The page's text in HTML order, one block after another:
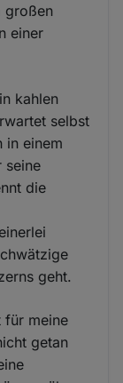
großen
einer
kahlen
selbst
in einem
seine
die
geht.
für meine
getan